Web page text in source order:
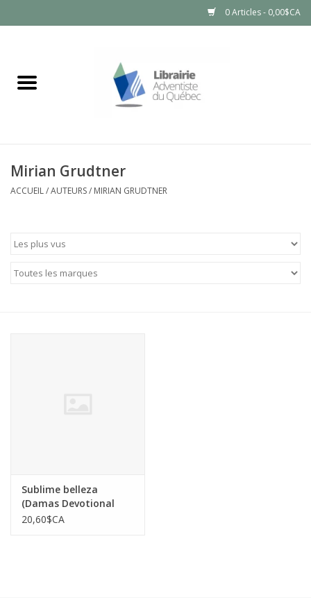
0 Articles - 0,00$CA
Mirian Grudtner
ACCUEIL/AUTEURS/ MIRIAN GRUDTNER
Sublime belleza
(Damas Devotional
2026)
20,60$CA